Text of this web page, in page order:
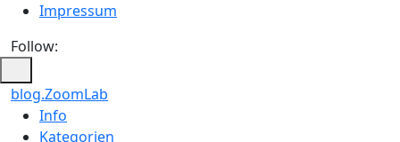
Impressum
Follow:
blog.ZoomLab
Info
Kategorien